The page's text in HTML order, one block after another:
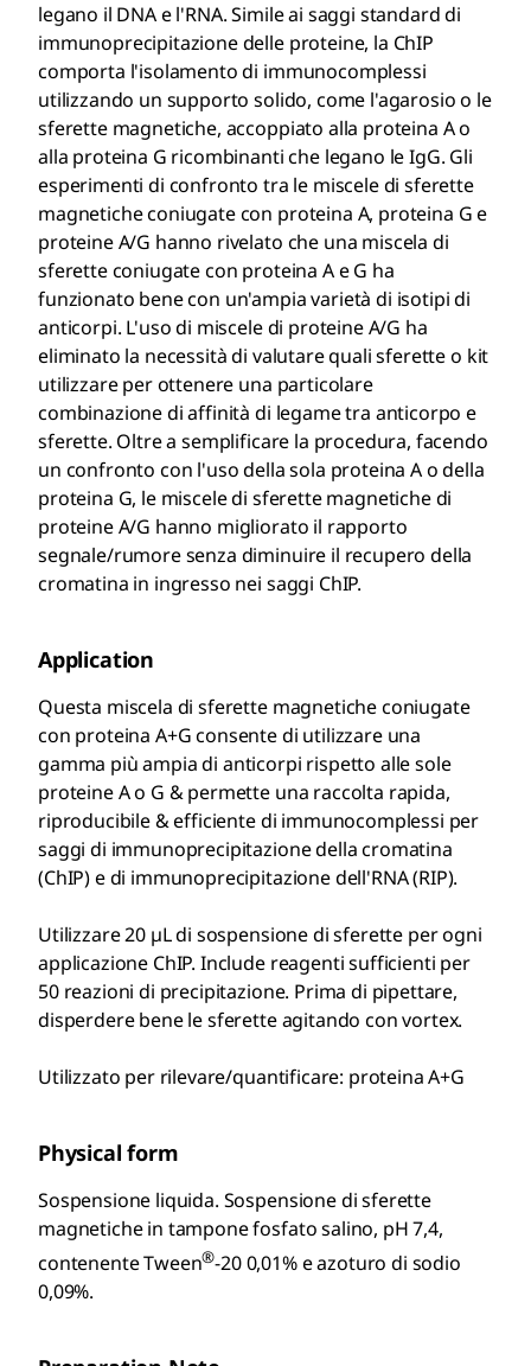
legano il DNA e l'RNA. Simile ai saggi standard di
immunoprecipitazione delle proteine, la ChIP
comporta l'isolamento di immunocomplessi
utilizzando un supporto solido, come l'agarosio o le
sferette magnetiche, accoppiato alla proteina A o
alla proteina G ricombinanti che legano le IgG. Gli
esperimenti di confronto tra le miscele di sferette
magnetiche coniugate con proteina A, proteina G e
proteine A/G hanno rivelato che una miscela di
sferette coniugate con proteina A e G ha
funzionato bene con un'ampia varietà di isotipi di
anticorpi. L'uso di miscele di proteine A/G ha
eliminato la necessità di valutare quali sferette o kit
utilizzare per ottenere una particolare
combinazione di affinità di legame tra anticorpo e
sferette. Oltre a semplificare la procedura, facendo
un confronto con l'uso della sola proteina A o della
proteina G, le miscele di sferette magnetiche di
proteine A/G hanno migliorato il rapporto
segnale/rumore senza diminuire il recupero della
cromatina in ingresso nei saggi ChIP.
Application
Questa miscela di sferette magnetiche coniugate
con proteina A+G consente di utilizzare una
gamma più ampia di anticorpi rispetto alle sole
proteine A o G & permette una raccolta rapida,
riproducibile & efficiente di immunocomplessi per
saggi di immunoprecipitazione della cromatina
(ChIP) e di immunoprecipitazione dell'RNA (RIP).
Utilizzare 20 µL di sospensione di sferette per ogni
applicazione ChIP. Include reagenti sufficienti per
50 reazioni di precipitazione. Prima di pipettare,
disperdere bene le sferette agitando con vortex.
Utilizzato per rilevare/quantificare: proteina A+G
Physical form
Sospensione liquida. Sospensione di sferette
magnetiche in tampone fosfato salino, pH 7,4,
contenente Tween®-20 0,01% e azoturo di sodio
0,09%.